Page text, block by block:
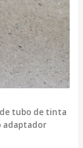
tubo de tinta
adaptador